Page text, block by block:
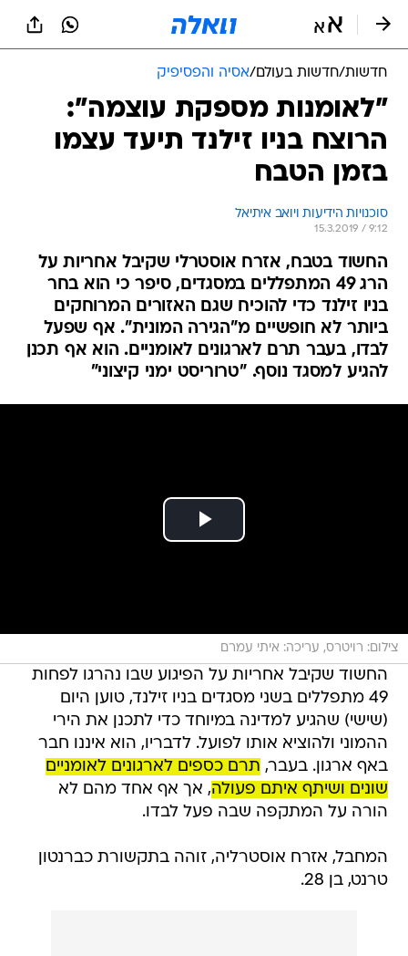
חדשות/חדשות בעולם/אסיה והפסיפיק
"לאומנות מספקת עוצמה":
הרוצח בניו זילנד תיעד עצמו
בזמן הטבח
סוכנויות הידיעות ויואב איתיאל
15.3.2019 / 9:12
החשוד בטבח, אזרח אוסטרלי שקיבל אחריות על
הרג 49 המתפללים במסגדים, סיפר כי הוא בחר
בניו זילנד כדי להוכיח שגם האזורים המרוחקים
ביותר לא חופשיים מ"הגירה המונית". אף שפעל
לבדו, בעבר תרם לארגונים לאומניים. הוא אף תכנן
להגיע למסגד נוסף. "טרוריסט ימני קיצוני"
צילום: רויטרס, עריכה: איתי עמרם
החשוד שקיבל אחריות על הפיגוע שבו נהרגו לפחות
49 מתפללים בשני מסגדים בניו זילנד, טוען היום
(שישי) שהגיע למדינה במיוחד כדי לתכנן את הירי
ההמוני ולהוציא אותו לפועל. לדבריו, הוא איננו חבר
באף ארגון. בעבר, תרם כספים לארגונים לאומניים
שונים ושיתף איתם פעולה, אך אף אחד מהם לא
הורה על המתקפה שבה פעל לבדו.
המחבל, אזרח אוסטרליה, זוהה בתקשורת כברנטון
טרנט, בן 28.